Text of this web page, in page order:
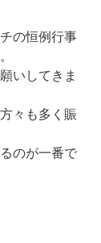
の恒例行事
いしてきま
々も多く賑
のが一番で